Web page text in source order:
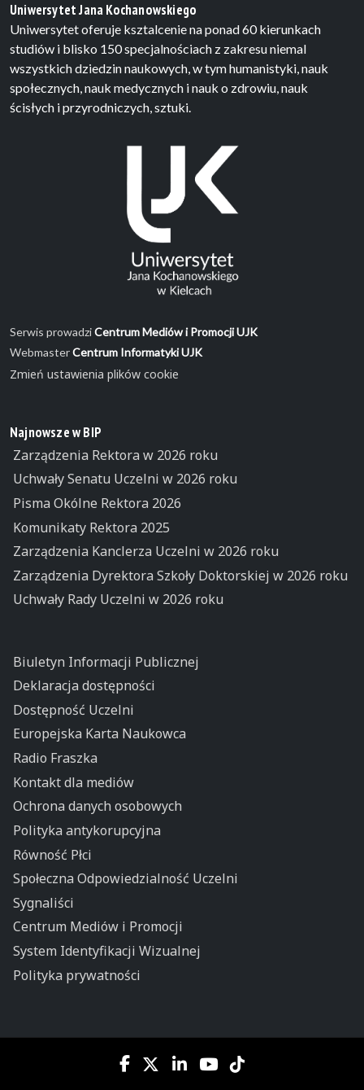
Uniwersytet Jana Kochanowskiego
Uniwersytet oferuje ksztalcenie na ponad 60 kierunkach
studiów i blisko 150 specjalnościach z zakresu niemal
wszystkich dziedzin naukowych, w tym humanistyki, nauk
społecznych, nauk medycznych i nauk o zdrowiu, nauk
ścisłych i przyrodniczych, sztuki.
Serwis prowadziCentrum Mediów i Promocji UJK
WebmasterCentrum Informatyki UJK
Zmień ustawienia plików cookie
Najnowsze w BIP
Zarządzenia Rektora w 2026 roku
Uchwały Senatu Uczelni w 2026 roku
Pisma Okólne Rektora 2026
Komunikaty Rektora 2025
Zarządzenia Kanclerza Uczelni w 2026 roku
Zarządzenia Dyrektora Szkoły Doktorskiej w 2026 roku
Uchwały Rady Uczelni w 2026 roku
Biuletyn Informacji Publicznej
Deklaracja dostępności
Dostępność Uczelni
Europejska Karta Naukowca
Radio Fraszka
Kontakt dla mediów
Ochrona danych osobowych
Polityka antykorupcyjna
Równość Płci
Społeczna Odpowiedzialność Uczelni
Sygnaliści
Centrum Mediów i Promocji
System Identyfikacji Wizualnej
Polityka prywatności